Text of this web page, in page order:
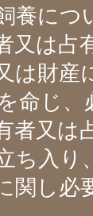
養に
又は
は財
命じ
者又
ち入り
関し